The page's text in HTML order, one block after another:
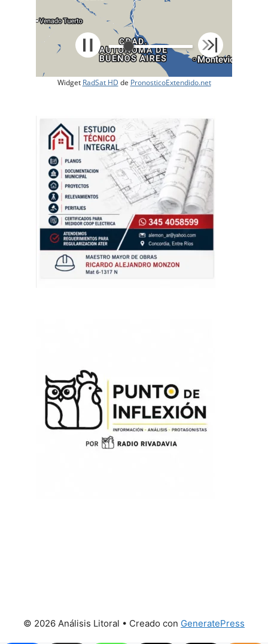
Widget RadSat HD de PronosticoExtendido.net
© 2026 Análisis Litoral • Creado con GeneratePress